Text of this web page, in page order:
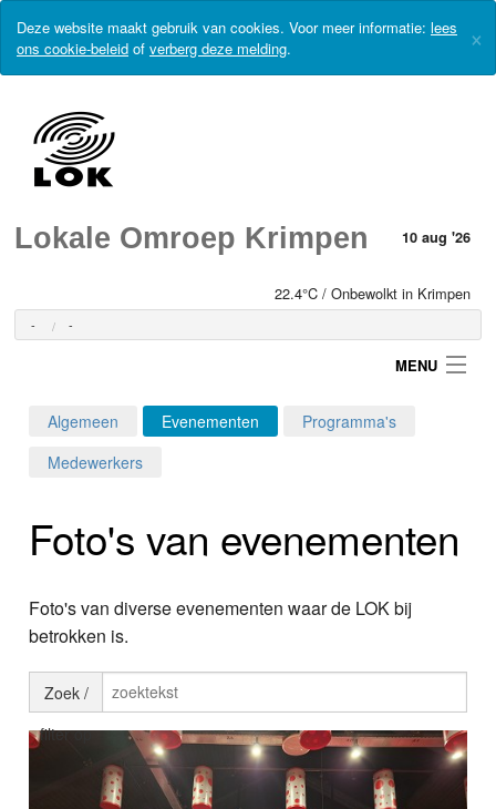
Deze website maakt gebruik van cookies. Voor meer informatie: lees
ons cookie-beleid of verberg deze melding. ×
Lokale Omroep Krimpen 10 aug '26
22.4°C / Onbewolkt in Krimpen
- -
MENU
Programma's
Nieuws
Video
Webcam
Algemeen Evenementen
Programma's
Medewerkers
Foto's van evenementen
Foto's van diverse evenementen waar de LOK bij
betrokken is.
Zoek /
filter op